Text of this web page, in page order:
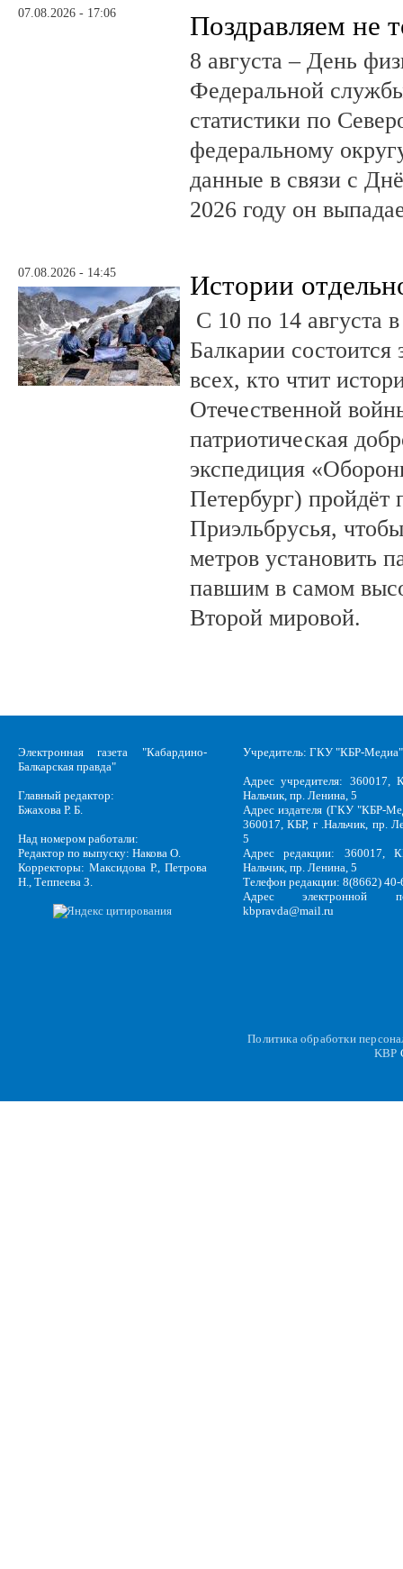
07.08.2026 - 17:06 Поздравляем не
8 августа – День
Федеральной
статистики по
федеральному
данные в связи с
2026 году он
07.08.2026 - 14:45 Истории
С 10 по 14 августа
Балкарии состоится
всех, кто чтит
Отечественной
патриотическая
экспедиция
Петербург) пройдёт
Приэльбрусья,
метров установить
павшим в самом
Второй мировой.
Электронная газета "Кабардино-
Балкарская правда"
Главный редактор:
Бжахова Р. Б.
Над номером работали:
Редактор по выпуску: Накова О.
Корректоры: Максидова Р., Петрова
Н., Теппеева З.
Учредитель: ГКУ "КБР-Медиа"
Адрес учредителя: 360017,
Нальчик, пр. Ленина, 5
Адрес издателя (ГКУ "КБР-
360017, КБР, г .Нальчик, пр.
5
Адрес редакции: 360017,
Нальчик, пр. Ленина, 5
Телефон редакции: 8(8662)
Адрес электронной
kbpravda@mail.ru
Политика обработки
KBP